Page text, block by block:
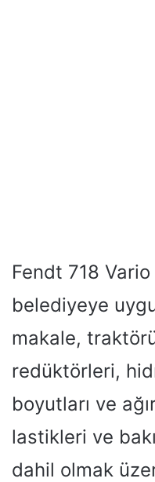
Fendt 718
belediyeye
makale,
redüktörleri,
boyutları ve
lastikleri ve
dahil olmak